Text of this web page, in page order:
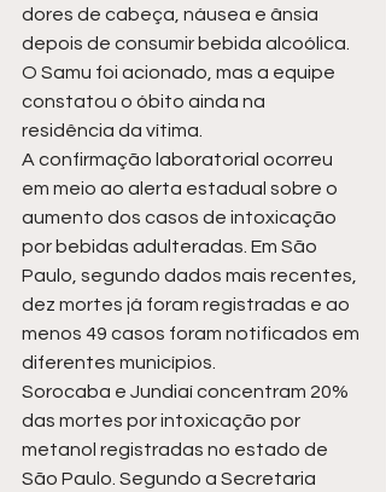
dores de cabeça, náusea e ânsia
depois de consumir bebida alcoólica.
O Samu foi acionado, mas a equipe
constatou o óbito ainda na
residência da vítima.
A confirmação laboratorial ocorreu
em meio ao alerta estadual sobre o
aumento dos casos de intoxicação
por bebidas adulteradas. Em São
Paulo, segundo dados mais recentes,
dez mortes já foram registradas e ao
menos 49 casos foram notificados em
diferentes municípios.
Sorocaba e Jundiaí concentram 20%
das mortes por intoxicação por
metanol registradas no estado de
São Paulo. Segundo a Secretaria